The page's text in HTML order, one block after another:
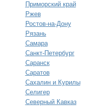
Приморский край
Ржев
Ростов-на-Дону
Рязань
Самара
Санкт-Петербург
Саранск
Саратов
Сахалин и Курилы
Селигер
Северный Кавказ